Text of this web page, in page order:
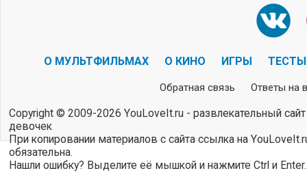
О МУЛЬТФИЛЬМАХ О КИНО ИГРЫ ТЕСТЫ
Обратная связь Ответы на
Copyright © 2009-2026 YouLoveIt.ru - развлекательный
девочек
При копировании материалов с сайта ссылка на
обязательна.
Нашли ошибку? Выделите её мышкой и нажмите Ctrl и Enter.